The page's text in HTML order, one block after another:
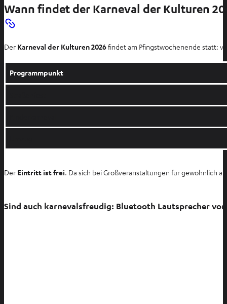
Wann findet der Karneval der Kulturen
Der Karneval der Kulturen 2026findet am Pfingstwochenende statt:
Programmpunkt
Der Eintritt ist frei. Da sich bei Großveranstaltungen für gewöhnlich
Sind auch karnevalsfreudig: Bluetooth Lautsprecher